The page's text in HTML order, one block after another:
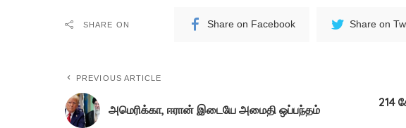
SHARE ON Share on Facebook Share on
PREVIOUS ARTICLE
அமெரிக்கா, ஈரான் இடையே அமைதி ஒப்பந்தம்
214